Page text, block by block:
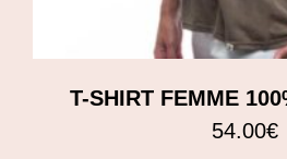
T-SHIRT FEMME
54.00€